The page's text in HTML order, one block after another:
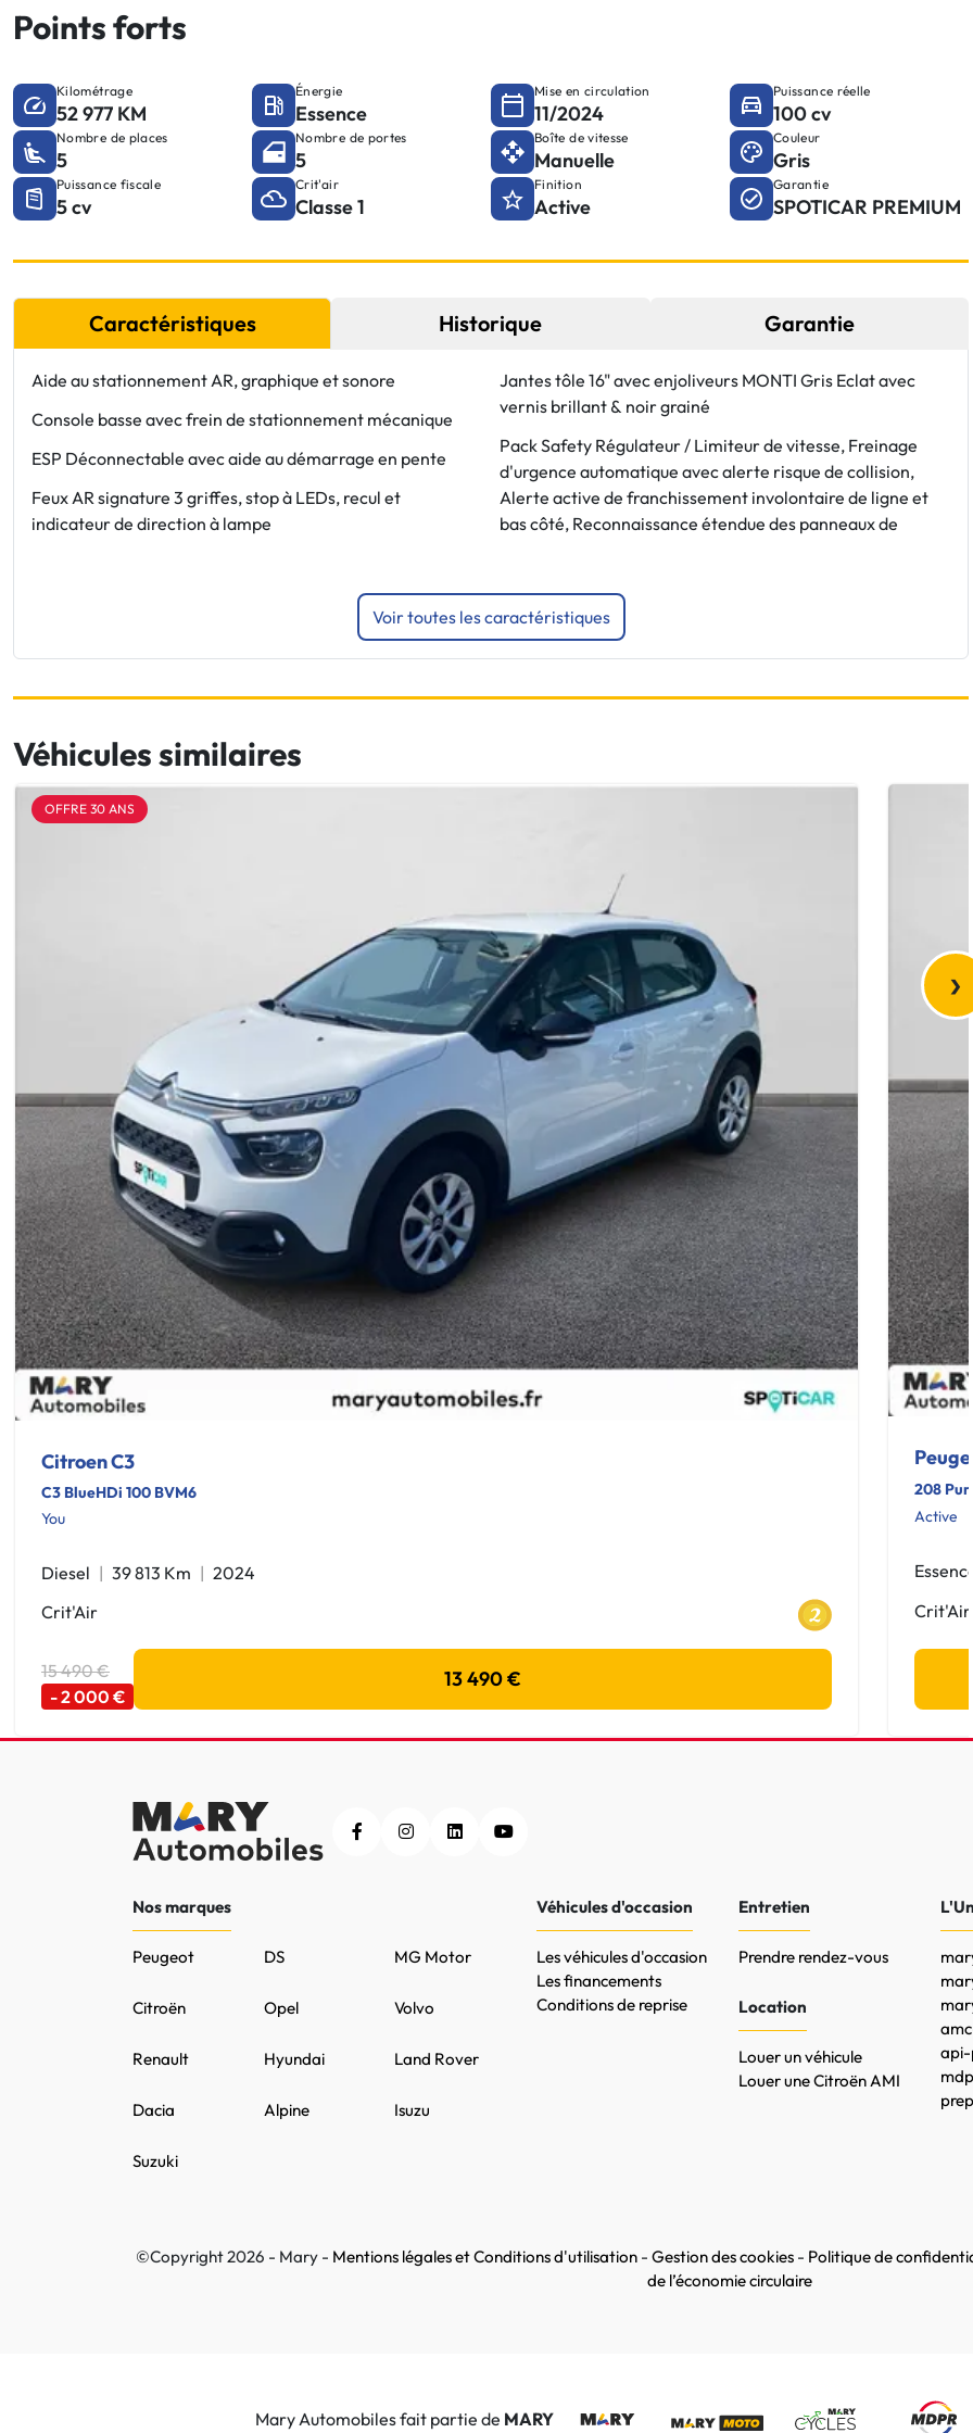
Points forts
Kilométrage
52 977 KM
Énergie
Essence
Mise en circulation
11/2024
Puissance réelle
100 cv
Nombre de places
5
Nombre de portes
5
Boîte de vitesse
Manuelle
Couleur
Gris
Puissance fiscale
5 cv
Crit'air
Classe 1
Finition
Active
Garantie
SPOTICAR PREMIUM
Caractéristiques Historique Garantie
Aide au stationnement AR, graphique et sonore
Console basse avec frein de stationnement mécanique
ESP Déconnectable avec aide au démarrage en pente
Feux AR signature 3 griffes, stop à LEDs, recul et
indicateur de direction à lampe
Jantes tôle 16" avec enjoliveurs MONTI Gris Eclat avec
vernis brillant & noir grainé
Pack Safety Régulateur / Limiteur de vitesse, Freinage
d'urgence automatique avec alerte risque de collision,
Alerte active de franchissement involontaire de ligne et
bas côté, Reconnaissance étendue des panneaux de
Voir toutes les caractéristiques
Véhicules similaires
OFFRE 30 ANS
Citroen C3
C3 BlueHDi 100 BVM6
You
Diesel 39 813 Km
2024
Crit'Air
15 490 €
- 2 000 €
13 490 €
208
Active
Essence
Crit'Air
›
Nos marques
Peugeot DS MG Motor
Citroën Opel Volvo
Renault Hyundai Land Rover
Dacia Alpine Isuzu
Suzuki
Véhicules d'occasion
Les véhicules d'occasion
Les financements
Conditions de reprise
Entretien
Prendre rendez-vous
Location
Louer un véhicule
Louer une Citroën AMI
api-
©Copyright 2026 - Mary - Mentions légales et Conditions d'utilisation - Gestion des cookies - Politique de
de l’économie circulaire
Mary Automobiles fait partie de MARY